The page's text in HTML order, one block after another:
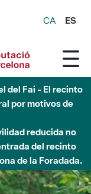
CA ES
del Fai - El recinto
por motivos de
reducida no
del recinto
de la Foradada.